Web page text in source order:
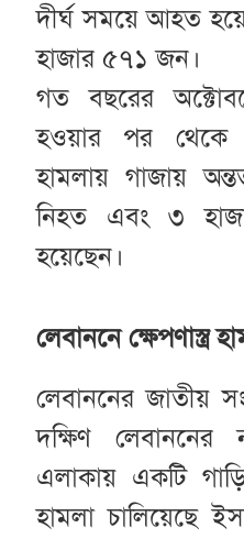
দীর্ঘ সময়ে আহত
হাজার ৫৭১ জন।
গত বছরের
হওয়ার পর থেকে
হামলায় গাজায়
নিহত এবং ৩
হয়েছেন।
লেবাননে ক্ষেপণাস্ত্র
লেবাননের জাতীয়
দক্ষিণ লেবাননের
এলাকায় একটি গাড়ি
হামলা চালিয়েছে